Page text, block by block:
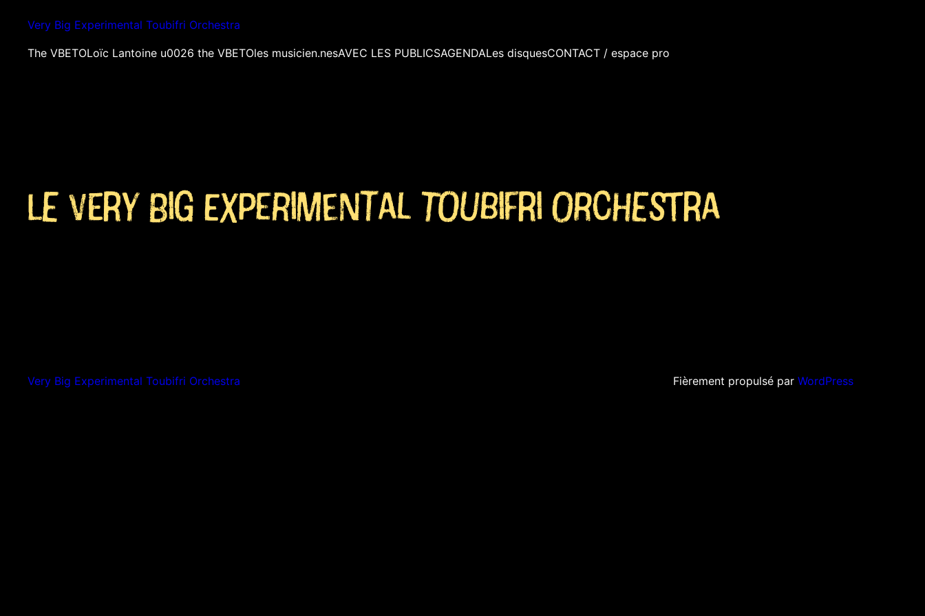
contenu
Very Big Experimental Toubifri Orchestra
The VBETOLoïc Lantoine u0026 the VBETOles musicien.nesAVEC LES PUBLICSAGENDALes disquesCONTACT / espace pro
Le Very Big Experimental Toubifri Orchestra
Very Big Experimental Toubifri Orchestra Fièrement propulsé par WordPress